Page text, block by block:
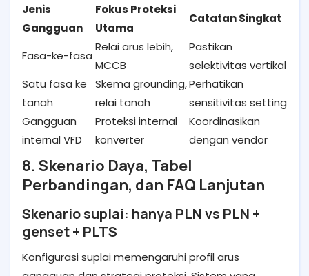
Jenis
Gangguan
Fokus Proteksi
Utama
Catatan Singkat
Fasa-ke-fasa
Relai arus lebih,
MCCB
Pastikan
selektivitas vertikal
Satu fasa ke
tanah
Skema grounding,
relai tanah
Perhatikan
sensitivitas setting
Gangguan
internal VFD
Proteksi internal
konverter
Koordinasikan
dengan vendor
8. Skenario Daya, Tabel
Perbandingan, dan FAQ Lanjutan
Skenario suplai: hanya PLN vs PLN +
genset + PLTS
Konfigurasi suplai memengaruhi profil arus